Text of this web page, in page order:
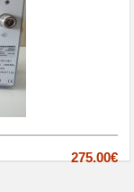
275.00€